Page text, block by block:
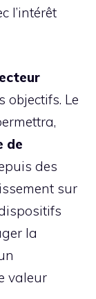
l’intérêt
objectifs. Le
de
des
sur
la
valeur